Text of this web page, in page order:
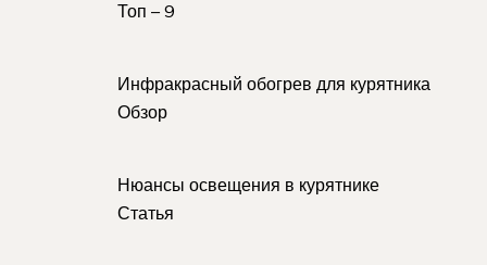
Топ – 9
Инфракрасный обогрев для курятника
Обзор
Нюансы освещения в курятнике
Статья